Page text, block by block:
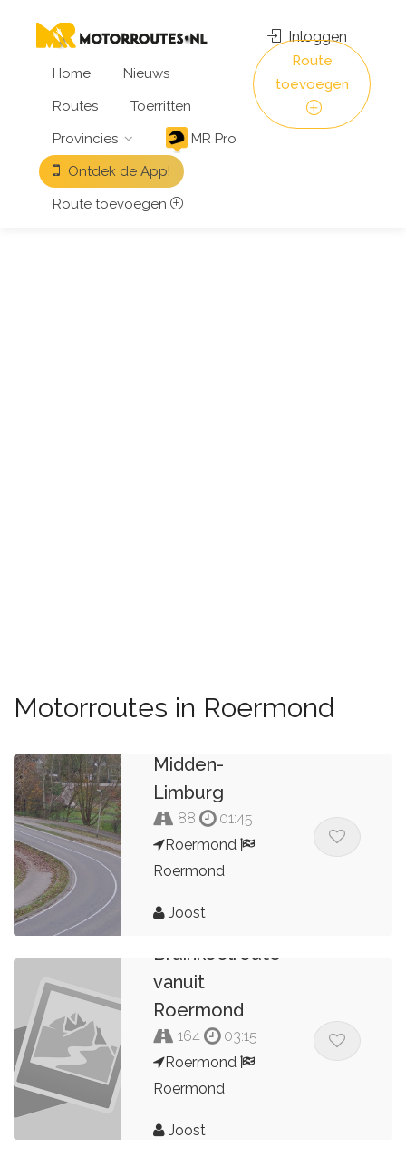
Home
Nieuws
Routes
Toerritten
Provincies
MR Pro
Ontdek de App!
Route toevoegen
Inloggen
Route
toevoegen
Motorroutes in Roermond
Midden-
Limburg
88
01:45
Roermond
Roermond
Joost
Bruinkoolroute
vanuit
Roermond
164
03:15
Roermond
Roermond
Joost
Rondje